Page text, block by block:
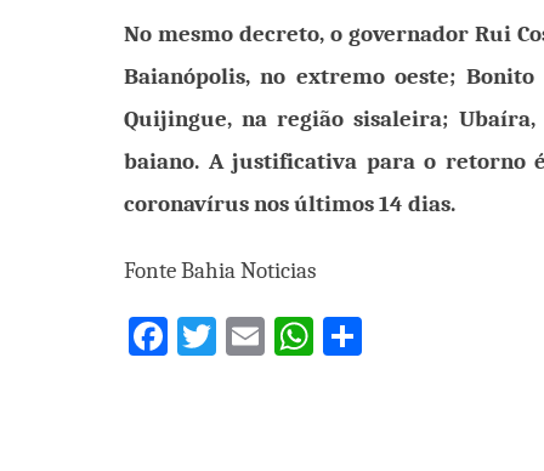
No mesmo decreto, o governador Rui
Baianópolis, no extremo oeste;
Quijingue, na região sisaleira;
baiano. A justificativa para o retorno
coronavírus nos últimos 14 dias.
Fonte Bahia Noticias
Facebook
Twitter
EmailWhatsApp